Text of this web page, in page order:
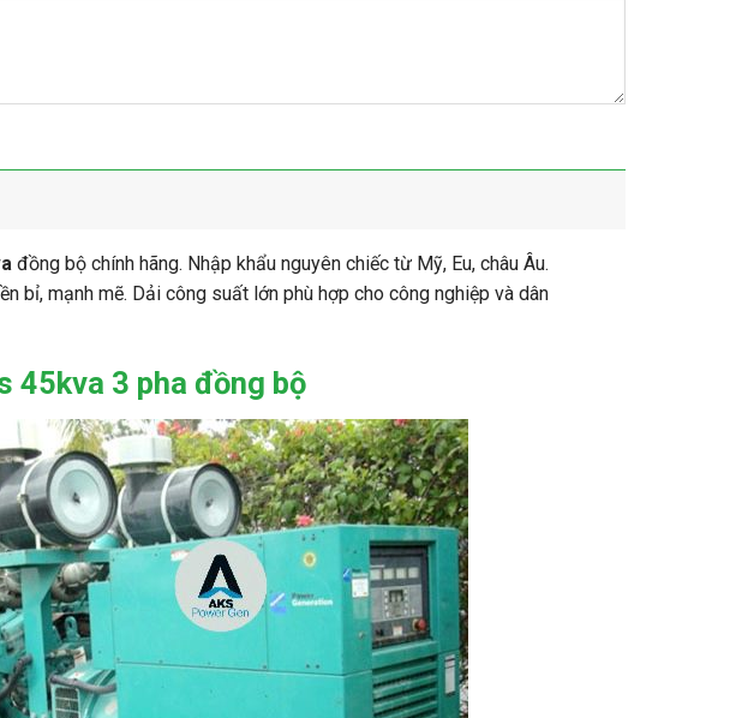
đồng bộ chính hãng. Nhập khẩu nguyên chiếc từ Mỹ, Eu, châu Âu.
bỉ, mạnh mẽ. Dải công suất lớn phù hợp cho công nghiệp và dân
45kva 3 pha đồng bộ